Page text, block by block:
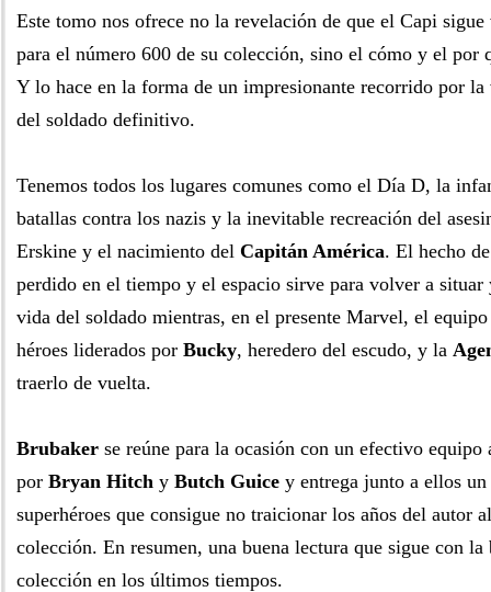
Este tomo nos ofrece no la revelación de que el Capi
para el número 600 de su colección, sino el cómo y el por
Y lo hace en la forma de un impresionante recorrido por la
del soldado definitivo.
Tenemos todos los lugares comunes como el Día D, la
batallas contra los nazis y la inevitable recreación del
Erskine y el nacimiento del Capitán América. El hecho
perdido en el tiempo y el espacio sirve para volver a situar
vida del soldado mientras, en el presente Marvel, el
héroes liderados por Bucky, heredero del escudo, y la
traerlo de vuelta.
Brubaker se reúne para la ocasión con un efectivo
por Bryan Hitch y Butch Guice y entrega junto a ellos
superhéroes que consigue no traicionar los años del autor
colección. En resumen, una buena lectura que sigue con la
colección en los últimos tiempos.